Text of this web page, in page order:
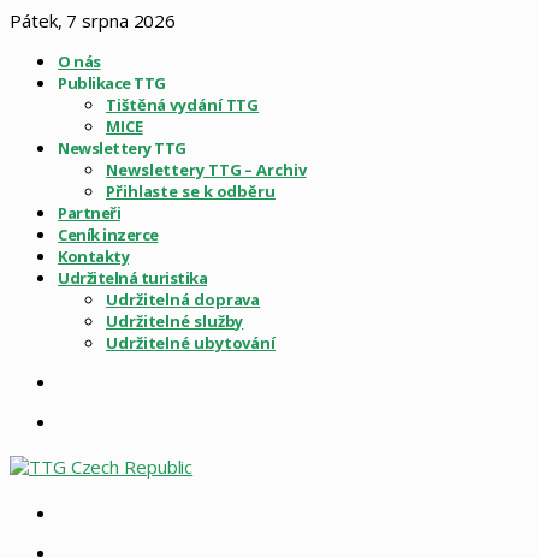
Pátek, 7 srpna 2026
O nás
Publikace TTG
Tištěná vydání TTG
MICE
Newslettery TTG
Newslettery TTG – Archiv
Přihlaste se k odběru
Partneři
Ceník inzerce
Kontakty
Udržitelná turistika
Udržitelná doprava
Udržitelné služby
Udržitelné ubytování